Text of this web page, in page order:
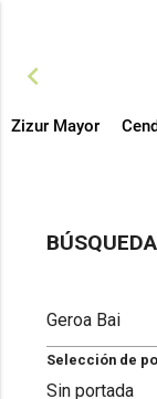
chevron_left
Zizur Mayor
Selección de